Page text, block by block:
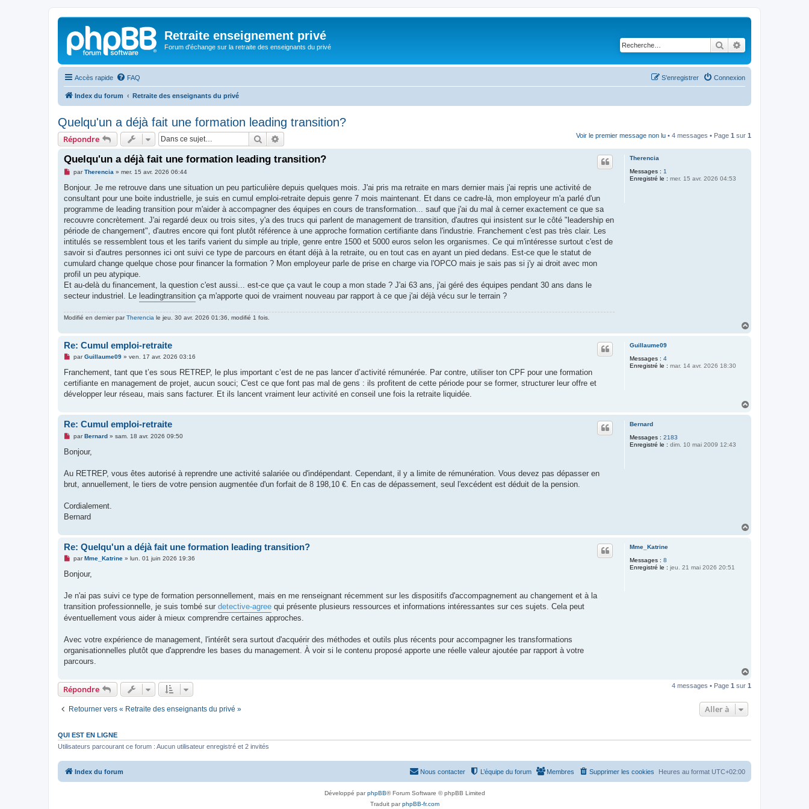
Retraite enseignement privé
Forum d'échange sur la retraite des enseignants du privé Rechercher
Accès rapide FAQ Connexion
S’enregistrer
Index du forum Retraite des enseignants du privé
Quelqu'un a déjà fait une formation leading transition?
Répondre Rechercher Voir le premier message non lu • 4 messages • Page 1 sur 1
Therencia
Messages : 1
Enregistré le : mer. 15 avr. 2026 04:53
Quelqu'un a déjà fait une formation leading transition?
M
s
a
g
n
o
l
u
parTherencia » mer. 15 avr. 2026 06:44
Bonjour. Je me retrouve dans une situation un peu particulière depuis quelques mois. J'ai pris ma retraite en mars dernier mais j'ai repris une activité de
consultant pour une boite industrielle, je suis en cumul emploi-retraite depuis genre 7 mois maintenant. Et dans ce cadre-là, mon employeur m'a parlé d'un
programme de leading transition pour m'aider à accompagner des équipes en cours de transformation... sauf que j'ai du mal à cerner exactement ce que sa
recouvre concrètement. J'ai regardé deux ou trois sites, y'a des trucs qui parlent de management de transition, d'autres qui insistent sur le côté "leadership en
période de changement", d'autres encore qui font plutôt référence à une approche formation certifiante dans l'industrie. Franchement c'est pas très clair. Les
intitulés se ressemblent tous et les tarifs varient du simple au triple, genre entre 1500 et 5000 euros selon les organismes. Ce qui m'intéresse surtout c'est de
savoir si d'autres personnes ici ont suivi ce type de parcours en étant déjà à la retraite, ou en tout cas en ayant un pied dedans. Est-ce que le statut de
cumulard change quelque chose pour financer la formation ? Mon employeur parle de prise en charge via l'OPCO mais je sais pas si j'y ai droit avec mon
profil un peu atypique.
Et au-delà du financement, la question c'est aussi... est-ce que ça vaut le coup a mon stade ? J'ai 63 ans, j'ai géré des équipes pendant 30 ans dans le
secteur industriel. Le leadingtransition ça m'apporte quoi de vraiment nouveau par rapport à ce que j'ai déjà vécu sur le terrain ?
Modifié en dernier parTherencia le jeu. 30 avr. 2026 01:36, modifié 1 fois.
Guillaume09
Messages : 4
Enregistré le : mar. 14 avr. 2026 18:30
Re: Cumul emploi-retraite
M
s
a
g
o
l
u
parGuillaume09» ven. 17 avr. 2026 03:16
Franchement, tant que t’es sous RETREP, le plus important c’est de ne pas lancer d’activité rémunérée. Par contre, utiliser ton CPF pour une formation
certifiante en management de projet, aucun souci; C'est ce que font pas mal de gens : ils profitent de cette période pour se former, structurer leur offre et
développer leur réseau, mais sans facturer. Et ils lancent vraiment leur activité en conseil une fois la retraite liquidée.
Bernard
Messages : 2183
Enregistré le : dim. 10 mai 2009 12:43
Re: Cumul emploi-retraite
M
s
g
n
l
u
parBernard» sam. 18 avr. 2026 09:50
Bonjour,
Au RETREP, vous êtes autorisé à reprendre une activité salariée ou d'indépendant. Cependant, il y a limite de rémunération. Vous devez pas dépasser en
brut, annuellement, le tiers de votre pension augmentée d'un forfait de 8 198,10 €. En cas de dépassement, seul l'excédent est déduit de la pension.
Cordialement.
Bernard
Mme_Katrine
Messages : 8
Enregistré le : jeu. 21 mai 2026 20:51
Re: Quelqu'un a déjà fait une formation leading transition?
M
s
g
n
o
n
u
parMme_Katrine» lun. 01 juin 2026 19:36
Bonjour,
Je n'ai pas suivi ce type de formation personnellement, mais en me renseignant récemment sur les dispositifs d'accompagnement au changement et à la
transition professionnelle, je suis tombé sur detective-agree qui présente plusieurs ressources et informations intéressantes sur ces sujets. Cela peut
éventuellement vous aider à mieux comprendre certaines approches.
Avec votre expérience de management, l'intérêt sera surtout d'acquérir des méthodes et outils plus récents pour accompagner les transformations
organisationnelles plutôt que d'apprendre les bases du management. À voir si le contenu proposé apporte une réelle valeur ajoutée par rapport à votre
parcours.
u
Répondre 4 messages • Page 1 sur 1
Retourner vers « Retraite des enseignants du privé » Aller à
QUI EST EN LIGNE
Utilisateurs parcourant ce forum : Aucun utilisateur enregistré et 2 invités
Index du forum Heures au format UTC+02:00
Supprimer les cookies
Membres
L’équipe du forum
Nous contacter
Développé parphpBB® Forum Software © phpBB Limited
Traduit parphpBB-fr.com